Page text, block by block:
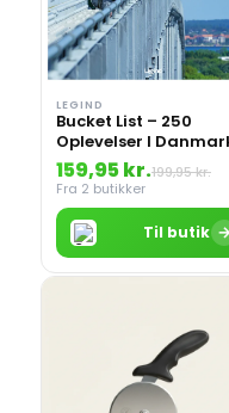
LEGIND
Bucket List – 250
Oplevelser I
159,95 kr.199,95 kr.
Fra 2 butikker
Til butik →